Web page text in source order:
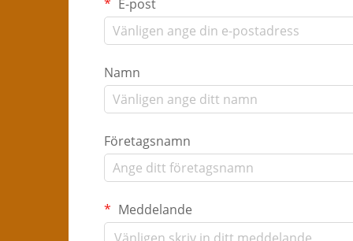
E-post
Namn
Företagsnamn
Meddelande